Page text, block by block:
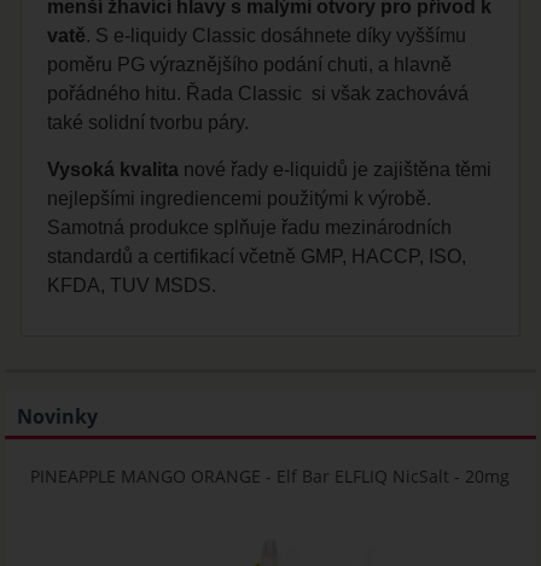
menší žhavící hlavy s malými otvory pro přívod k
vatě. S e-liquidy Classic dosáhnete díky vyššímu
poměru PG výraznějšího podání chuti, a hlavně
pořádného hitu. Řada Classic si však zachovává
také solidní tvorbu páry.
Vysoká kvalita nové řady e-liquidů je zajištěna těmi
nejlepšími ingrediencemi použitými k výrobě.
Samotná produkce splňuje řadu mezinárodních
standardů a certifikací včetně GMP, HACCP, ISO,
KFDA, TUV MSDS.
Novinky
PINEAPPLE MANGO ORANGE - Elf Bar ELFLIQ NicSalt - 20mg